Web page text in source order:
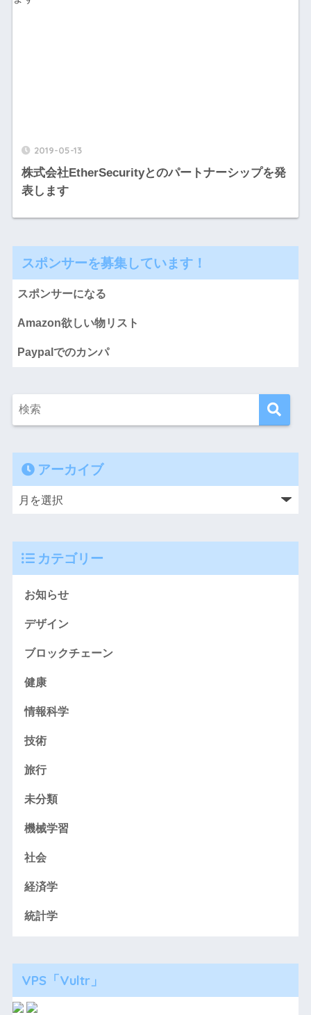
2019-05-13
株式会社EtherSecurityとのパートナーシップを発
表します
スポンサーを募集しています！
スポンサーになる
Amazon欲しい物リスト
Paypalでのカンパ
アーカイブ
カテゴリー
お知らせ
デザイン
ブロックチェーン
健康
情報科学
技術
旅行
未分類
機械学習
社会
経済学
統計学
VPS「Vultr」